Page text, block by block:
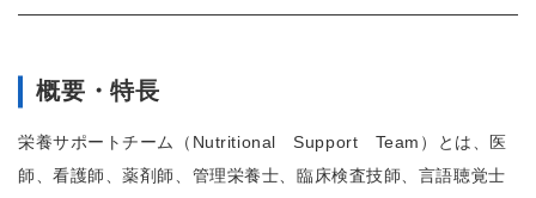
概要・特長
栄養サポートチーム（Nutritional Support Team）とは、医
師、看護師、薬剤師、管理栄養士、臨床検査技師、言語聴覚士